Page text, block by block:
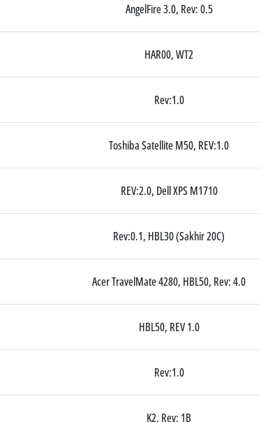
AngelFire 3.0, Rev: 0.5
HAR00, WT2
Rev:1.0
Toshiba Satellite M50, REV:1.0
REV:2.0, Dell XPS M1710
Rev:0.1, HBL30 (Sakhir 20C)
Acer TravelMate 4280, HBL50, Rev: 4.0
HBL50, REV 1.0
Rev:1.0
K2, Rev: 1B